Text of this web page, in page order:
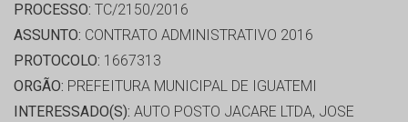
PROCESSO: TC/2150/2016
ASSUNTO: CONTRATO ADMINISTRATIVO 2016
PROTOCOLO: 1667313
ORGÃO: PREFEITURA MUNICIPAL DE IGUATEMI
INTERESSADO(S): AUTO POSTO JACARE LTDA, JOSE